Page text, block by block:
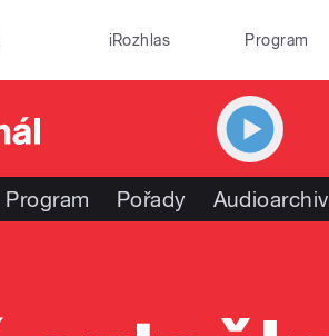
iRozhlas Program
Program Pořady Audioarchiv